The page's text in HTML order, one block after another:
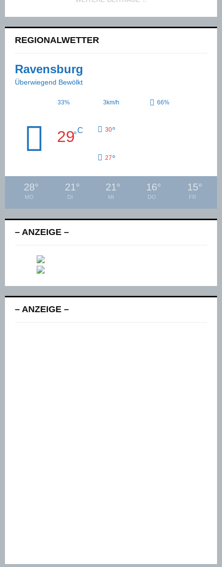
REGIONALWETTER
Ravensburg
Überwiegend Bewölkt
33% 3km/h 66%
29°C 30°
27°
28°
MO
21°
DI
21°
MI
16°
DO
15°
FR
– ANZEIGE –
– ANZEIGE –